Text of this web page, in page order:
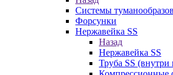
Системы
Форсунки
Нержавейка SS
Назад
Нержавейка SS
Труба SS